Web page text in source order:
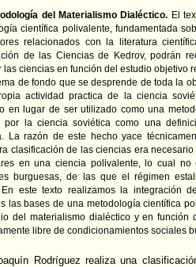
del Materialismo Dialéctico. El
científica polivalente, fundamentada
relacionados con la literatura
de las Ciencias de Kedrov, podrán
las ciencias en función del estudio objetivo
de fondo que se desprende de toda la
actividad practica de la ciencia
en lugar de ser utilizado como una
por la ciencia soviética como una
La razón de este hecho yace
clasificación de las ciencias era
en una ciencia polivalente, lo cual
burguesas, de las que el régimen
En este texto realizamos la integración
las bases de una metodología científica
del materialismo dialéctico y en función
libre de condicionamientos sociales
Rodríguez realiza una